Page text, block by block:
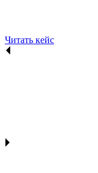
Читать кейс